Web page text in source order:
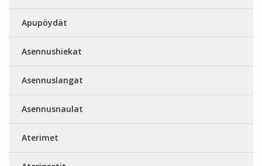
Apupöydät
Asennushiekat
Asennuslangat
Asennusnaulat
Aterimet